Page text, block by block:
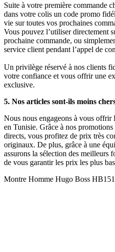
Suite à votre première commande
dans votre colis un code promo
vie sur toutes vos prochaines
Vous pouvez l’utiliser directement
prochaine commande, ou
service client pendant l’appel de
Un privilège réservé à nos clients
votre confiance et vous offrir une
exclusive.
5. Nos articles sont-ils moins
Nous nous engageons à vous
en Tunisie. Grâce à nos
directs, vous profitez de prix très
originaux. De plus, grâce à une
assurons la sélection des meilleurs
de vous garantir les prix les plus
Montre Homme Hugo Boss